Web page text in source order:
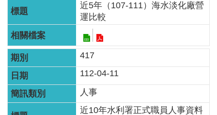
網
站
導
覽
回
首
頁
近5年（107-111）海水淡化廠營
運比較
417
112-04-11
人事
近10年水利署正式職員人事資料